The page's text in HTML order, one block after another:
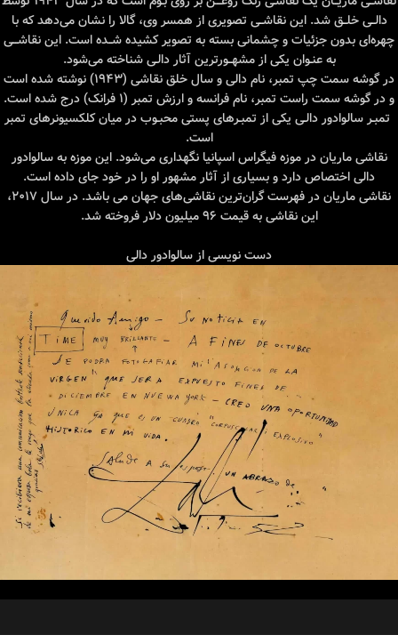
دالــی خلــق شد. این نقاشــی تصویری از همسر وی، گالا را نشان می‌دهد که با
چهره‌ای بدون جزئیات و چشمانی بسته به تصویر کشیده شــده است. این نقاشـــی
به عنـوان یکی از مشهــورترین آثار دالـی شناخته می‌شود.
در گوشه سمت چپ تمبر، نام دالی و سال خلق نقاشی (۱۹۴۳) نوشته شده است
و در گوشه سمت راست تمبر، نام فرانسه و ارزش تمبر (۱ فرانک) درج شده است.
تمبـر سالوادور دالـی یکی از تمبـرهای پستی محبـوب در میان کلکسیونرهای تمبر
است.
نقاشی ماریان در موزه فیگراس اسپانیا نگهداری می‌شود. این موزه به سالوادور
دالی اختصاص دارد و بسیاری از آثار مشهور او را در خود جای داده است.
نقاشی ماریان در فهرست گران‌ترین نقاشی‌های جهان می باشد. در سال ۲۰۱۷،
این نقاشی به قیمت ۹۶ میلیون دلار فروخته شد.
دست نویسی از سالوادور دالی